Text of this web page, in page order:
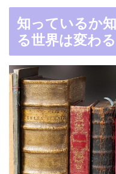
知っているか
る世界は変わる